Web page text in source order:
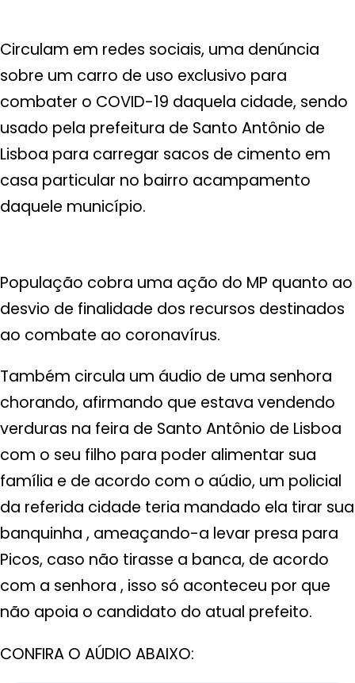
Circulam em redes sociais, uma denúncia
sobre um carro de uso exclusivo para
combater o COVID-19 daquela cidade, sendo
usado pela prefeitura de Santo Antônio de
Lisboa para carregar sacos de cimento em
casa particular no bairro acampamento
daquele município.
População cobra uma ação do MP quanto ao
desvio de finalidade dos recursos destinados
ao combate ao coronavírus.
Também circula um áudio de uma senhora
chorando, afirmando que estava vendendo
verduras na feira de Santo Antônio de Lisboa
com o seu filho para poder alimentar sua
família e de acordo com o aúdio, um policial
da referida cidade teria mandado ela tirar sua
banquinha , ameaçando-a levar presa para
Picos, caso não tirasse a banca, de acordo
com a senhora , isso só aconteceu por que
não apoia o candidato do atual prefeito.
CONFIRA O AÚDIO ABAIXO: